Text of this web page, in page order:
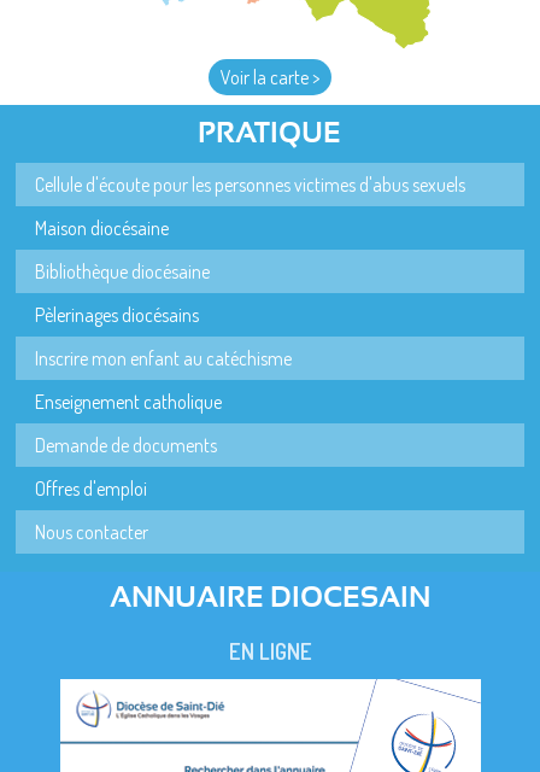
Voir la carte >
PRATIQUE
Cellule d'écoute pour les personnes victimes d'abus sexuels
Maison diocésaine
Bibliothèque diocésaine
Pèlerinages diocésains
Inscrire mon enfant au catéchisme
Enseignement catholique
Demande de documents
Offres d'emploi
Nous contacter
ANNUAIRE DIOCESAIN
EN LIGNE